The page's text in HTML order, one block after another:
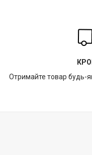
Отримайте товар будь-